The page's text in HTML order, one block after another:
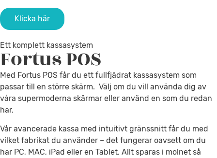
Klicka här
Ett komplett kassasystem
FortusPOS
Med Fortus POS får du ett fullfjädrat kassasystem som
passar till en större skärm. Välj om du vill använda dig av
våra supermoderna skärmar eller använd en som du redan
har.
Vår avancerade kassa med intuitivt gränssnitt får du med
vilket fabrikat du använder – det fungerar oavsett om du
har PC, MAC, iPad eller en Tablet. Allt sparas i molnet så